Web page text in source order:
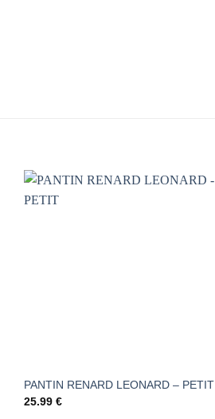
PANTIN RENARD LEONARD – PETIT
25.99 €